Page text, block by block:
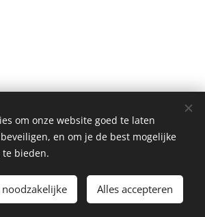
voorbehouden 2026
doorWebnode Cookies
om onze website goed te laten
en om je de best mogelijke
bieden.
Alles accepteren